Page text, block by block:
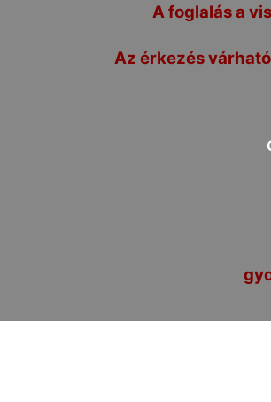
A foglalás a
Az érkezés